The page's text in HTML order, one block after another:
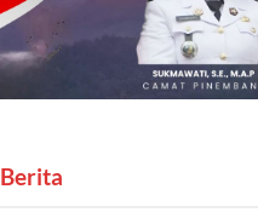
‎ Berita